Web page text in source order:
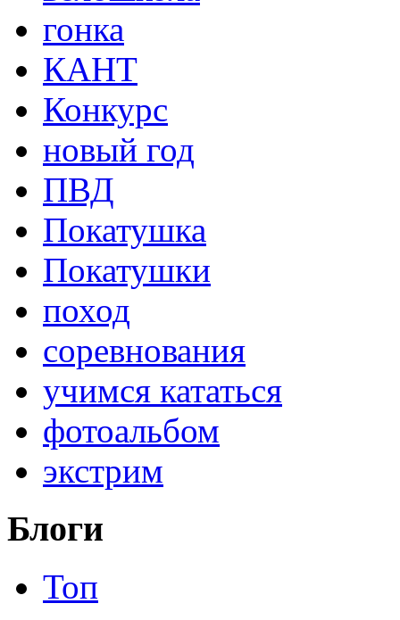
гонка
КАНТ
Конкурс
новый год
ПВД
Покатушка
Покатушки
поход
соревнования
учимся кататься
фотоальбом
экстрим
Блоги
Топ